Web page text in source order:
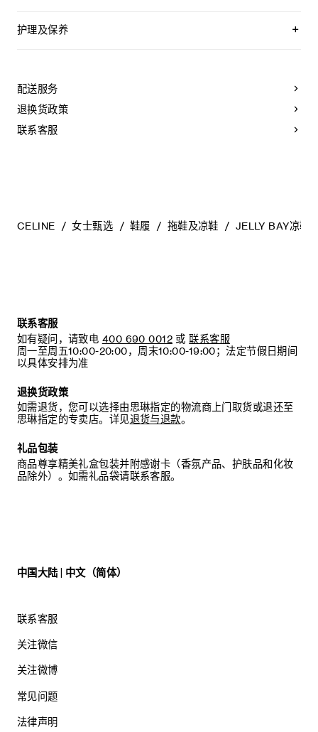
0.2英寸（5毫米）鞋跟
编号：367975325C.27AG
护理及保养
泽。为了让您的鞋履历久弥新，我们建议您遵循以下保养方
法：
- 避免接触水、油、香水和化妆品。如果鞋子不慎沾湿，请使用
擦拭皮革，微湿时可擦拭织物面料。
配送服务
退换货政策
联系客服
CELINE 女士甄选 鞋履 拖鞋及凉鞋 JELLY BAY凉鞋
联系客服
如有疑问，请致电 400 690 0012 或 联系客服
周一至周五10:00-20:00，周末10:00-19:00；法定节假日期间
以具体安排为准
退换货政策
如需退货，您可以选择由思琳指定的物流商上门取货或退还至
思琳指定的专卖店。详见退货与退款。
礼品包装
商品尊享精美礼盒包装并附感谢卡（香氛产品、护肤品和化妆
品除外）。如需礼品袋请联系客服。
中国大陆 | 中文（简体）
联系客服
关注微信
关注微博
常见问题
法律声明